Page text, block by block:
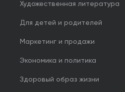
Художественная литература
Для детей и родителей
Маркетинг и продажи
Экономика и политика
Здоровый образ жизни